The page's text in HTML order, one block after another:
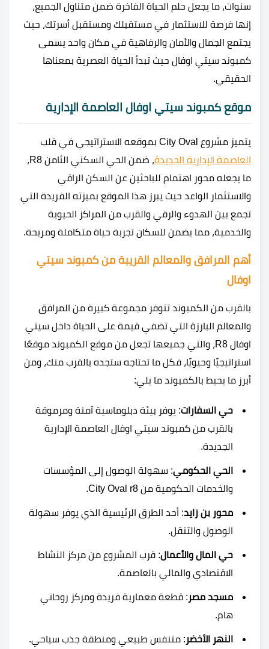
سنوات، ما يجعل حلم الحياة الفاخرة ضمن متناول الجميع،
إنها فرصة للاستثمار في مستقبلك ومستقبل أسرتك، حيث
يجتمع الجمال والأمان والرفاهية في مكان واحد يسمى
كمبوند سيتي اوفال حيث تبدأ الحياة العصرية بمعناها
الحقيقي.
موقع كمبوند سيتي اوفال العاصمة الإدارية
يتميز مشروع City Oval بموقعه الاستراتيجي في قلب
العاصمة الإدارية الجديدة
، ضمن الحي السكني الثامن R8،
ما يجعله محور اهتمام للباحثين عن السكن الراقي
والاستثمار الواعد حيث يبرز هذا الموقع بميزته الفريدة التي
تجمع بين الهدوء والرقي والقرب من المراكز الحيوية
والخدمية، مما يضمن للسكان تجربة حياة متكاملة ومريحة.
أهم المرافق والمعالم القريبة من كمبوند سيتي
اوفال
بالقرب من الكمبوند تتوفر مجموعة كبيرة من المرافق
والمعالم البارزة التي تضفي قيمة على الحياة داخل سيتي
اوفال R8، والتي جميعها تجعل من موقع الكمبوند موقعًا
استراتيجيًا وحيويًا، فكل ما تحتاجه ستجده بالقرب منك، ومن
أبرز ما يحيط بالكمبوند ما يلي:
حي السفارات: يوفر بيئة دبلوماسية آمنة ومرموقة
بالقرب من كمبوند سيتي اوفال العاصمة الإدارية
الجديدة.
الحي الحكومي: سهولة الوصول إلى المؤسسات
والخدمات الحكومية من City Oval r8.
محور بن زايد: أحد الطرق الرئيسية الذي يوفر سهولة
الوصول والتنقل.
حي المال والأعمال: قرب المشروع من مركز النشاط
الاقتصادي والمالي بالعاصمة.
مسجد مصر : قطعة معمارية فريدة ومركز روحاني
هام.
النهر الأخضر : متنفس طبيعي ومنطقة جذب سياحي.